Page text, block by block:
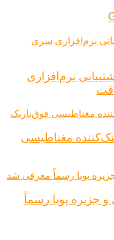
نرم‌افزاری
مغناطیسی
لمسی و جزیره پویا رسماً